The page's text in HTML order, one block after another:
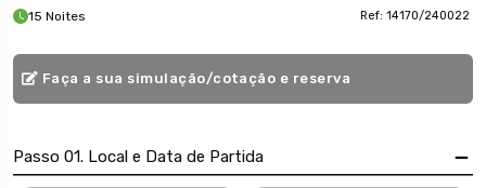
15 Noites Ref: 14170/240022
Faça a sua simulação/cotação e reserva
Passo 01. Local e Data de Partida